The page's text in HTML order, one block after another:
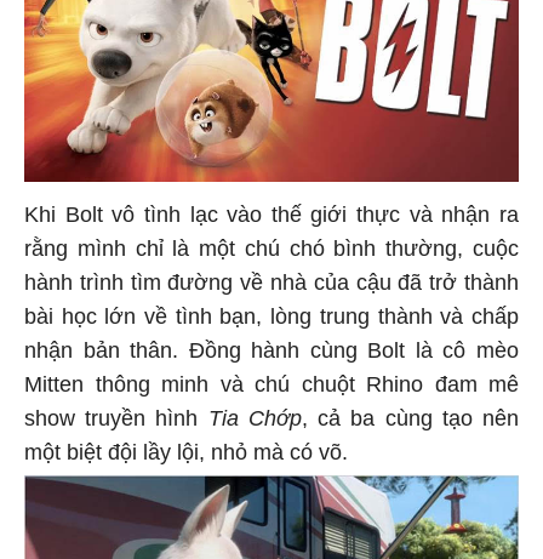
Khi Bolt vô tình lạc vào thế giới thực và nhận ra
rằng mình chỉ là một chú chó bình thường, cuộc
hành trình tìm đường về nhà của cậu đã trở thành
bài học lớn về tình bạn, lòng trung thành và chấp
nhận bản thân. Đồng hành cùng Bolt là cô mèo
Mitten thông minh và chú chuột Rhino đam mê
show truyền hình Tia Chớp, cả ba cùng tạo nên
một biệt đội lầy lội, nhỏ mà có võ.